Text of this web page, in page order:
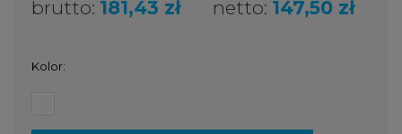
brutto: 181,43 zł netto: 147,50 zł
Kolor: